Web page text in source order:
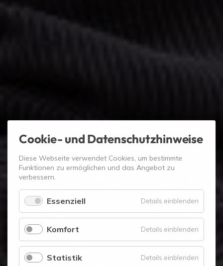
Cookie- und Datenschutzhinweise
Diese Webseite verwendet Cookies, um bestimmte
Funktionen zu ermöglichen und das Angebot zu
verbessern.
Essenziell Details einblenden
Komfort Details einblenden
Komfort
Statistik Details einblenden